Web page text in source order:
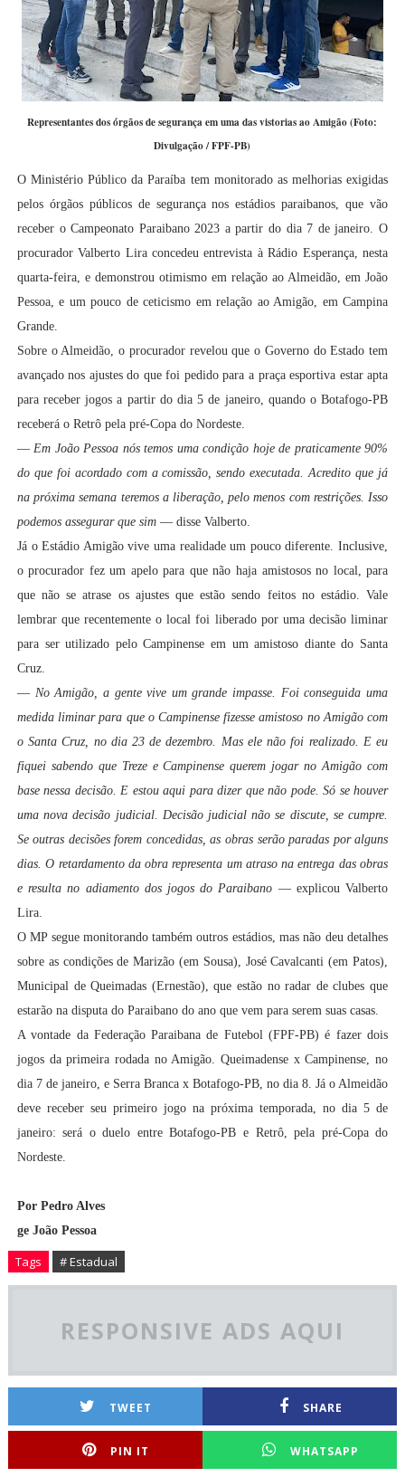
Representantes dos órgãos de segurança em uma das vistorias ao Amigão (Foto:
Divulgação / FPF-PB)
O Ministério Público da Paraíba tem monitorado as melhorias exigidas
pelos órgãos públicos de segurança nos estádios paraibanos, que vão
receber o Campeonato Paraibano 2023 a partir do dia 7 de janeiro. O
procurador Valberto Lira concedeu entrevista à Rádio Esperança, nesta
quarta-feira, e demonstrou otimismo em relação ao Almeidão, em João
Pessoa, e um pouco de ceticismo em relação ao Amigão, em Campina
Grande.
Sobre o Almeidão, o procurador revelou que o Governo do Estado tem
avançado nos ajustes do que foi pedido para a praça esportiva estar apta
para receber jogos a partir do dia 5 de janeiro, quando o Botafogo-PB
receberá o Retrô pela pré-Copa do Nordeste.
—Em João Pessoa nós temos uma condição hoje de praticamente 90%
do que foi acordado com a comissão, sendo executada. Acredito que já
na próxima semana teremos a liberação, pelo menos com restrições. Isso
podemos assegurar que sim— disse Valberto.
Já o Estádio Amigão vive uma realidade um pouco diferente. Inclusive,
o procurador fez um apelo para que não haja amistosos no local, para
que não se atrase os ajustes que estão sendo feitos no estádio. Vale
lembrar que recentemente o local foi liberado por uma decisão liminar
para ser utilizado pelo Campinense em um amistoso diante do Santa
Cruz.
— No Amigão, a gente vive um grande impasse. Foi conseguida uma
medida liminar para que o Campinense fizesse amistoso no Amigão com
o Santa Cruz, no dia 23 de dezembro. Mas ele não foi realizado. E eu
fiquei sabendo que Treze e Campinense querem jogar no Amigão com
base nessa decisão. E estou aqui para dizer que não pode. Só se houver
uma nova decisão judicial. Decisão judicial não se discute, se cumpre.
Se outras decisões forem concedidas, as obras serão paradas por alguns
dias. O retardamento da obra representa um atraso na entrega das obras
e resulta no adiamento dos jogos do Paraibano — explicou Valberto
Lira.
O MP segue monitorando também outros estádios, mas não deu detalhes
sobre as condições de Marizão (em Sousa), José Cavalcanti (em Patos),
Municipal de Queimadas (Ernestão), que estão no radar de clubes que
estarão na disputa do Paraibano do ano que vem para serem suas casas.
A vontade da Federação Paraibana de Futebol (FPF-PB) é fazer dois
jogos da primeira rodada no Amigão. Queimadense x Campinense, no
dia 7 de janeiro, e Serra Branca x Botafogo-PB, no dia 8. Já o Almeidão
deve receber seu primeiro jogo na próxima temporada, no dia 5 de
janeiro: será o duelo entre Botafogo-PB e Retrô, pela pré-Copa do
Nordeste.
Por Pedro Alves
ge João Pessoa
Tags # Estadual
RESPONSIVE ADS AQUI
TWEET SHARE
PIN IT WHATSAPP